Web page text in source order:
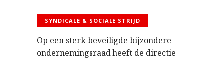
SYNDICALE & SOCIALE STRIJD
Op een sterk beveiligde bijzondere
ondernemingsraad heeft de directie